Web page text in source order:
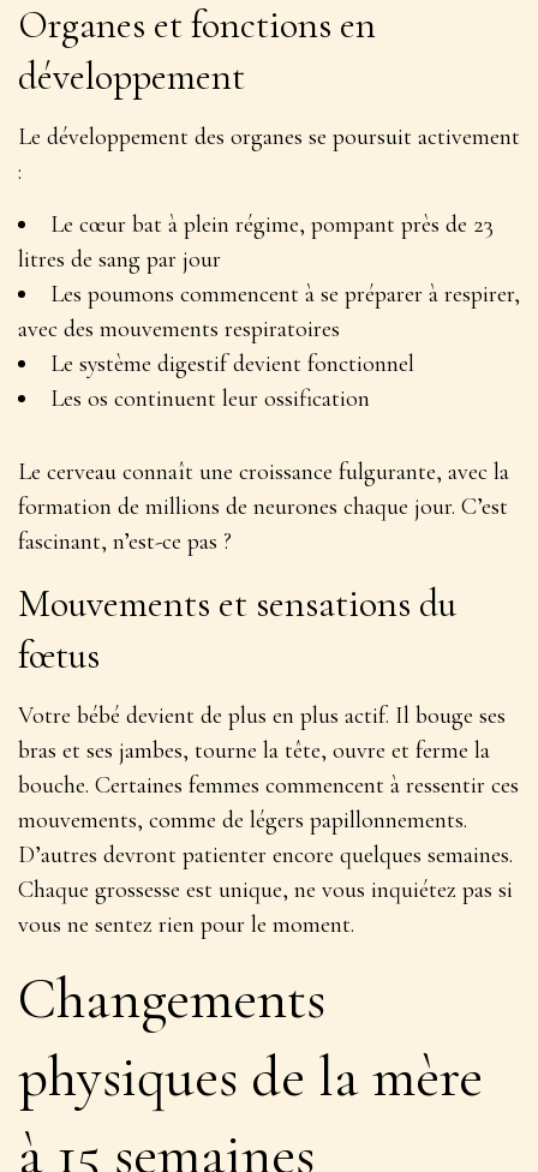
Organes et fonctions en
développement
Le développement des organes se poursuit activement
:
Le cœur bat à plein régime, pompant près de 23
litres de sang par jour
Les poumons commencent à se préparer à respirer,
avec des mouvements respiratoires
Le système digestif devient fonctionnel
Les os continuent leur ossification
Le cerveau connaît une croissance fulgurante, avec la
formation de millions de neurones chaque jour. C’est
fascinant, n’est-ce pas ?
Mouvements et sensations du
fœtus
Votre bébé devient de plus en plus actif. Il bouge ses
bras et ses jambes, tourne la tête, ouvre et ferme la
bouche. Certaines femmes commencent à ressentir ces
mouvements, comme de légers papillonnements.
D’autres devront patienter encore quelques semaines.
Chaque grossesse est unique, ne vous inquiétez pas si
vous ne sentez rien pour le moment.
Changements
physiques de la mère
à 15 semaines